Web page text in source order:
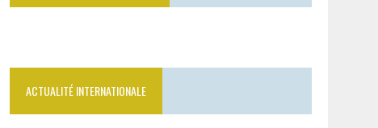
ACTUALITÉ INTERNATIONALE